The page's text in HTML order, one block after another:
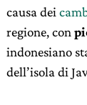
causa dei
regione, con
indonesiano
dell’isola di